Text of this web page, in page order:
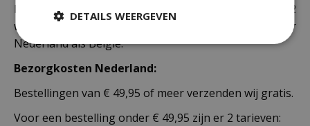
bedraagt doorgaans tussen de 1 en 2
werkdagen. Deze bezorgtijd geldt zowel voor
Nederland als België.
Bezorgkosten Nederland:
Bestellingen van € 49,95 of meer verzenden wij gratis.
Voor een bestelling onder € 49,95 zijn er 2 tarieven:
DETAILS WEERGEVEN